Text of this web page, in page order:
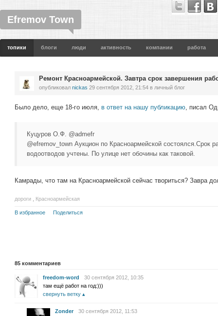
Efremov Town
топики блоги люди активность компании работа
Ремонт Красноармейской. Завтра срок завершения
опубликовал nickas 29 сентября 2012, 21:54 в личный блог
Было дело, еще 18-го июля, в ответ на нашу публикацию, писал
Куцуров О.Ф. ‏@admefr
@efremov_town Аукцион по Красноармейской состоялся.Срок
водоотводов учтены. По улице нет обочины как таковой.
Камрады, что там на Красноармейской сейчас твориться? Завра
дороги Красноармейская
В избранное Поделиться
85 комментариев
freedom-word
30 сентября 2012, 10:35
там ещё работ на год:)))
свернуть ветку
Zonder
30 сентября 2012, 11:53